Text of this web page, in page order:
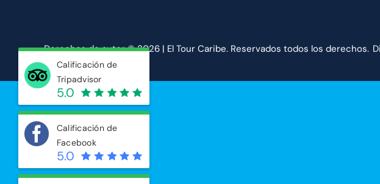
Calificación de
Tripadvisor
5.0
Calificación de
Facebook
5.0
Derechos de autor ©2026 | El Tour Caribe. Reservados todos los derechos.
Reservar ahora